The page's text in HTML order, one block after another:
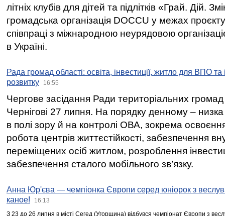
літніх клубів для дітей та підлітків «Грай. Дій.
громадська організація DOCCU у межах
співпраці з міжнародною неурядовою
в Україні.
Рада громад області: освіта, інвестиції, житло для ВПО
розвитку
16:55
Чергове засідання Ради територіальних громад
Чернігові 27 липня. На порядку денному –
в полі зору й на контролі ОВА, зокрема освоєння
робота центрів життєстійкості, забезпечення
переміщених осіб житлом, розроблення
забезпечення сталого мобільного зв’язку.
Анна Юр'єва — чемпіонка Європи серед юніорок з
каное!
16:13
З 23 до 26 липня в місті Сегед (Угорщина) відбувся чемпіонат Європи з